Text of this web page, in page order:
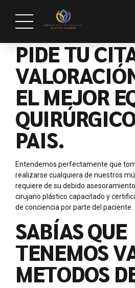
PIDE TU
EL MEJOR
PAIS.
Entendemos perfectamente que
realizarse cualquiera de nuestros
requiere de su debido
cirujano plástico capacitado y
de conciencia por parte del paciente.
SABÍAS QUE
TENEMOS
METODOS